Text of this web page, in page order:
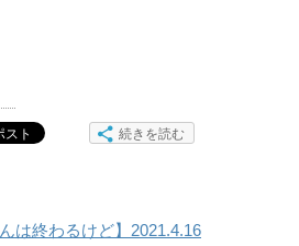
続きを読む
は終わるけど】2021.4.16